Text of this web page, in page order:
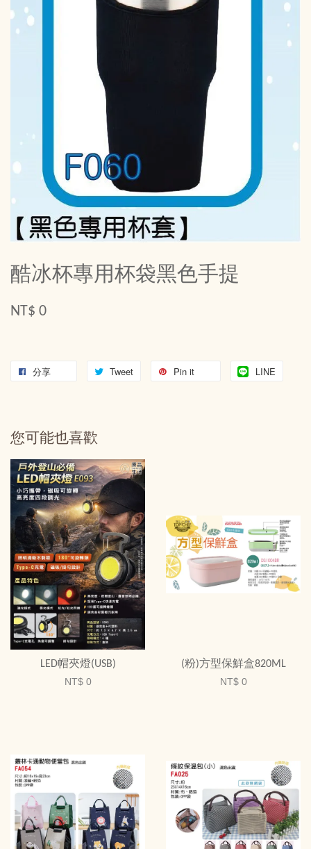
酷冰杯專用杯袋黑色手提
NT$ 0
分享 Tweet Pin it LINE
您可能也喜歡
LED帽夾燈(USB)
NT$ 0
(粉)方型保鮮盒820ML
NT$ 0